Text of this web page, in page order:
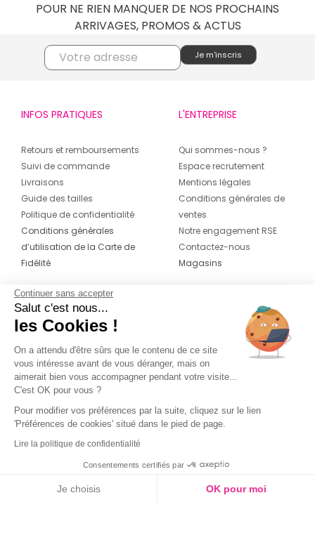
POUR NE RIEN MANQUER DE NOS PROCHAINS
ARRIVAGES, PROMOS & ACTUS
INFOS PRATIQUES
Retours et remboursements
Suivi de commande
Livraisons
Guide des tailles
Politique de confidentialité
Conditions générales
d’utilisation de la Carte de
Fidélité
L'ENTREPRISE
Qui sommes-nous ?
Espace recrutement
Mentions légales
Conditions générales de
ventes
Notre engagement RSE
Contactez-nous
Magasins
CONTACT
04 42 20 78 42
Du lundi au jeudi de 8h30 à 16h30 & le
vendredi de 8h30 à 15h30
Continuer sans accepter
Salut c'est nous...
les Cookies !
On a attendu d'être sûrs que le contenu de ce site
vous intéresse avant de vous déranger, mais on
aimerait bien vous accompagner pendant votre visite...
C'est OK pour vous ?
Pour modifier vos préférences par la suite, cliquez sur le lien
'Préférences de cookies' situé dans le pied de page.
Lire la politique de confidentialité
Consentements certifiés par
Je choisis OK pour moi